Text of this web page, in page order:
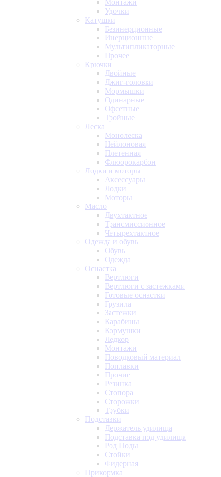
Монтажи
Удочки
Катушки
Безинерционные
Инерционные
Мультипликаторные
Прочее
Крючки
Двойные
Джиг-головки
Мормышки
Одинарные
Офсетные
Тройные
Леска
Монолеска
Нейлоновая
Плетенная
Флюорокарбон
Лодки и моторы
Аксессуары
Лодки
Моторы
Масло
Двухтактное
Трансмиссионное
Четырехтактное
Одежда и обувь
Обувь
Одежда
Оснастка
Вертлюги
Вертлюги с застежками
Готовые оснастки
Грузила
Застежки
Карабины
Кормушки
Ледкор
Монтажи
Поводковый материал
Поплавки
Прочие
Резинка
Стопора
Сторожки
Трубки
Подставки
Держатель удилища
Подставка под удилища
Род Поды
Стойки
Фидерная
Прикормка